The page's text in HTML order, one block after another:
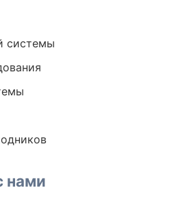
системы
нами